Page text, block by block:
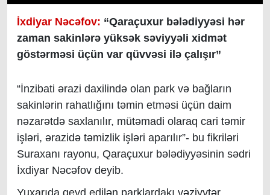
İxdiyar Nəcəfov: “Qaraçuxur bələdiyyəsi hər
zaman sakinlərə yüksək səviyyəli xidmət
göstərməsi üçün var qüvvəsi ilə çalışır”
“İnzibati ərazi daxilində olan park və bağların
sakinlərin rahatlığını təmin etməsi üçün daim
nəzarətdə saxlanılır, mütəmadi olaraq cari təmir
işləri, ərazidə təmizlik işləri aparılır”- bu fikriləri
Suraxanı rayonu, Qaraçuxur bələdiyyəsinin sədri
İxdiyar Nəcəfov deyib.
Yuxarıda qeyd edilən parklardakı vəziyytər